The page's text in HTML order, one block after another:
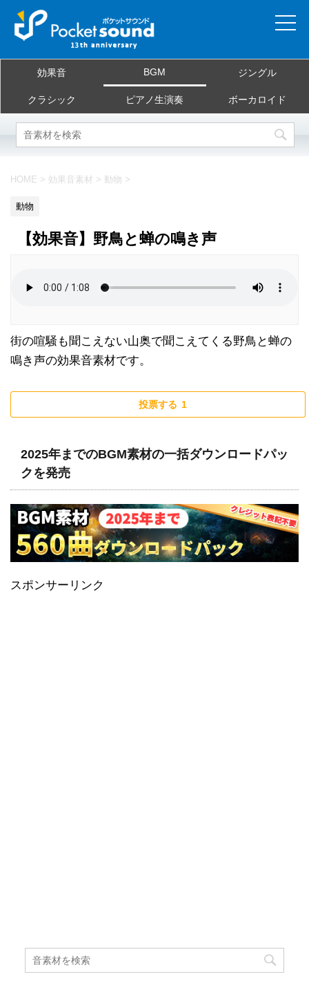
当サイトについて
ご利用規約
お問合せ
効果音 BGM ジングル
クラシック ピアノ生演奏 ボーカロイド
HOME > 効果音素材 > 動物 >
動物
【効果音】野鳥と蝉の鳴き声
街の喧騒も聞こえない山奥で聞こえてくる野鳥と蝉の
鳴き声の効果音素材です。
投票する 1
2025年までのBGM素材の一括ダウンロードパッ
クを発売
スポンサーリンク